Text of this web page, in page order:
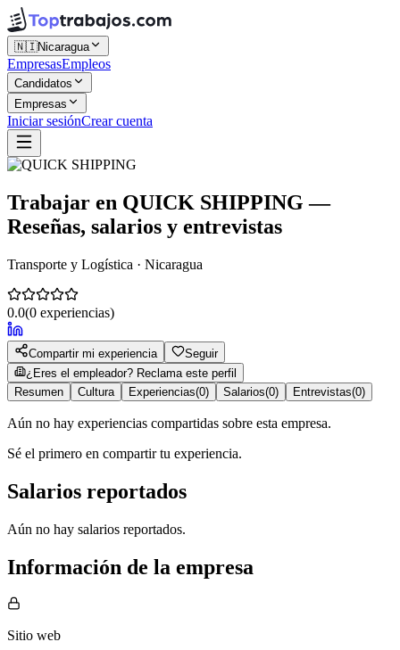
🇳🇮Nicaragua
EmpresasEmpleos
Candidatos
Empresas
Iniciar sesiónCrear cuenta
Trabajar en QUICK SHIPPING —
Reseñas, salarios y entrevistas
Transporte y Logística · Nicaragua
0.0(0 experiencias)
Compartir mi experiencia
Seguir
¿Eres el empleador? Reclama este perfil
Resumen
Cultura Experiencias(0) Salarios(0) Entrevistas(0)
Aún no hay experiencias compartidas sobre esta empresa.
Sé el primero en compartir tu experiencia.
Salarios reportados
Aún no hay salarios reportados.
Información de la empresa
Sitio web